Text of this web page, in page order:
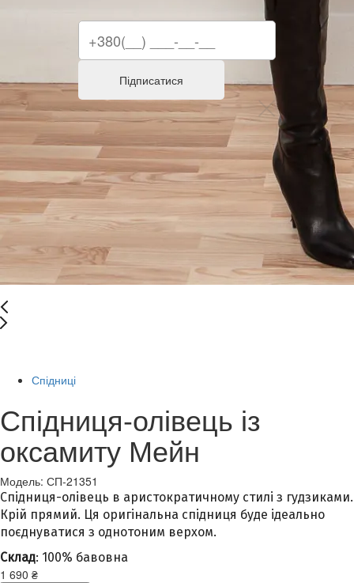
Спідниці
Спідниця-олівець із
оксамиту Мейн
Модель: СП-21351
Спідниця-олівець в аристократичному стилі з гудзиками.
Крій прямий. Ця оригінальна спідниця буде ідеально
поєднуватися з однотоним верхом.
Склад: 100% бавовна
1 690 ₴
Підписатися